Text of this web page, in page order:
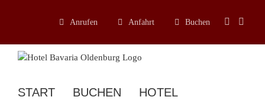
Anrufen Anfahrt Buchen
START BUCHEN HOTEL